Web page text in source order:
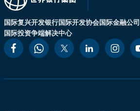
国际复兴开发银行国际开发协会国际金融公司
国际投资争端解决中心